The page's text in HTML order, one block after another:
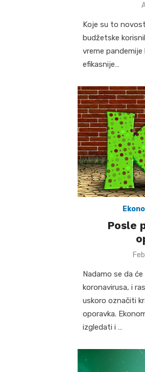
Koje su to
budžetske
vreme
efikasnije…
Posle
Nadamo se da
koronavirusa, i
uskoro označiti
oporavka.
izgledati i …